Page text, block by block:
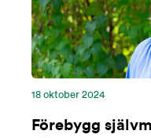
18 oktober 2024
Förebygg